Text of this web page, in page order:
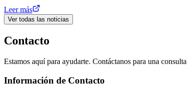
Leer más
Ver todas las noticias
Contacto
Estamos aquí para ayudarte. Contáctanos para una consulta
Información de Contacto